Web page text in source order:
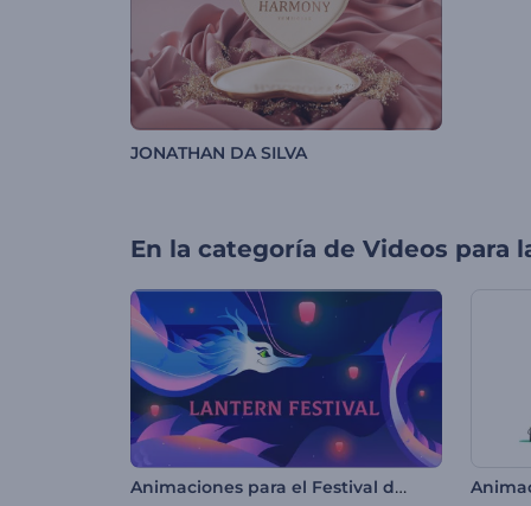
JONATHAN DA SILVA
En la categoría de Videos para
Animaciones para el Festival de los Faroles